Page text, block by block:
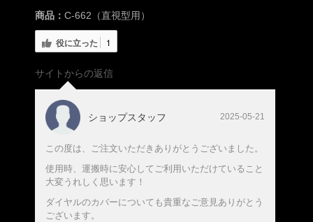
商品： C-662（直視型用）
役に立った 1
サイトからの返信
ショップスタッフ 2025-05-21
この度は、ご注文いただきありがとうございました。
使用時、運搬時に安心してご利用いただけていること
大変うれしく思います！
ダイヤルのカバーについても貴重なご意見ありがとう
ございます。